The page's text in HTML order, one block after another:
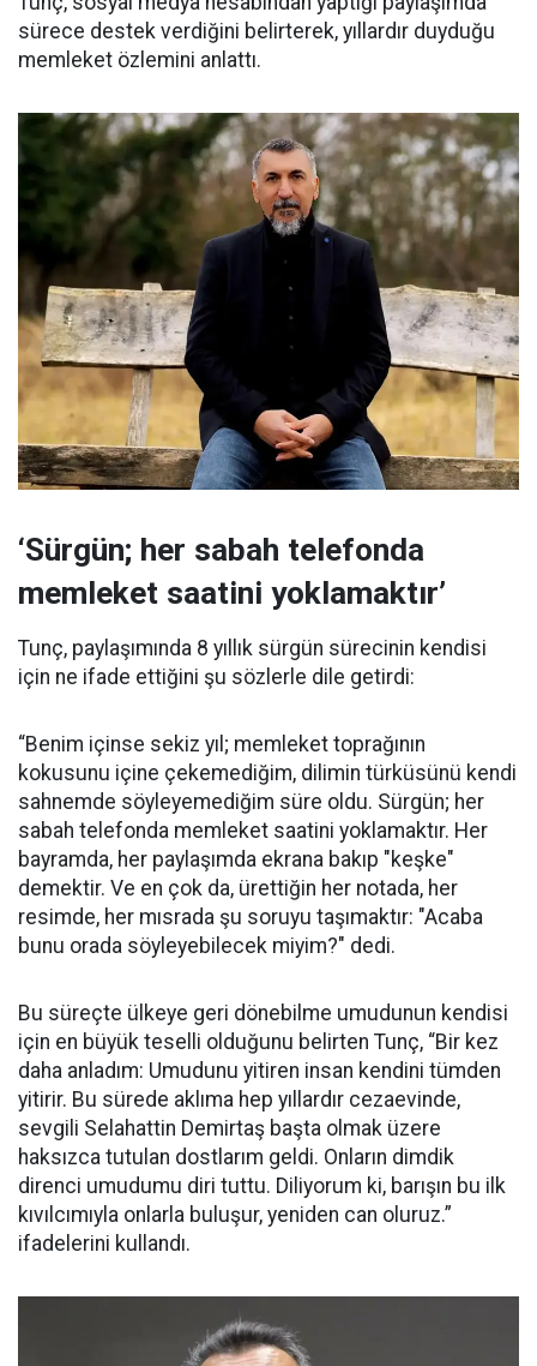
sürece destek verdiğini belirterek, yıllardır duyduğu
memleket özlemini anlattı.
‘Sürgün; her sabah telefonda
memleket saatini yoklamaktır’
Tunç, paylaşımında 8 yıllık sürgün sürecinin kendisi
için ne ifade ettiğini şu sözlerle dile getirdi:
“Benim içinse sekiz yıl; memleket toprağının
kokusunu içine çekemediğim, dilimin türküsünü kendi
sahnemde söyleyemediğim süre oldu. Sürgün; her
sabah telefonda memleket saatini yoklamaktır. Her
bayramda, her paylaşımda ekrana bakıp "keşke"
demektir. Ve en çok da, ürettiğin her notada, her
resimde, her mısrada şu soruyu taşımaktır: "Acaba
bunu orada söyleyebilecek miyim?" dedi.
Bu süreçte ülkeye geri dönebilme umudunun kendisi
için en büyük teselli olduğunu belirten Tunç, “Bir kez
daha anladım: Umudunu yitiren insan kendini tümden
yitirir. Bu sürede aklıma hep yıllardır cezaevinde,
sevgili Selahattin Demirtaş başta olmak üzere
haksızca tutulan dostlarım geldi. Onların dimdik
direnci umudumu diri tuttu. Diliyorum ki, barışın bu ilk
kıvılcımıyla onlarla buluşur, yeniden can oluruz.”
ifadelerini kullandı.